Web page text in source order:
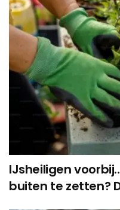
IJsheiligen
buiten te zetten?